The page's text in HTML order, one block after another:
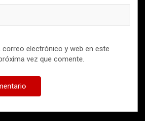
correo electrónico y web en este
vez que comente.